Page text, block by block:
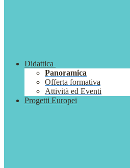
Didattica
Panoramica
Offerta formativa
Attività ed Eventi
Progetti Europei